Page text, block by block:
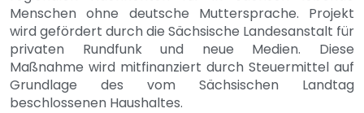
Menschen ohne deutsche Muttersprache. Projekt
wird gefördert durch die Sächsische Landesanstalt für
privaten Rundfunk und neue Medien. Diese
Maßnahme wird mitfinanziert durch Steuermittel auf
Grundlage des vom Sächsischen Landtag
beschlossenen Haushaltes.